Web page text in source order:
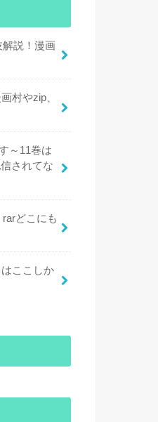
解説！漫画
村やzip、
～11巻は
されてな
どこにも
ここしか